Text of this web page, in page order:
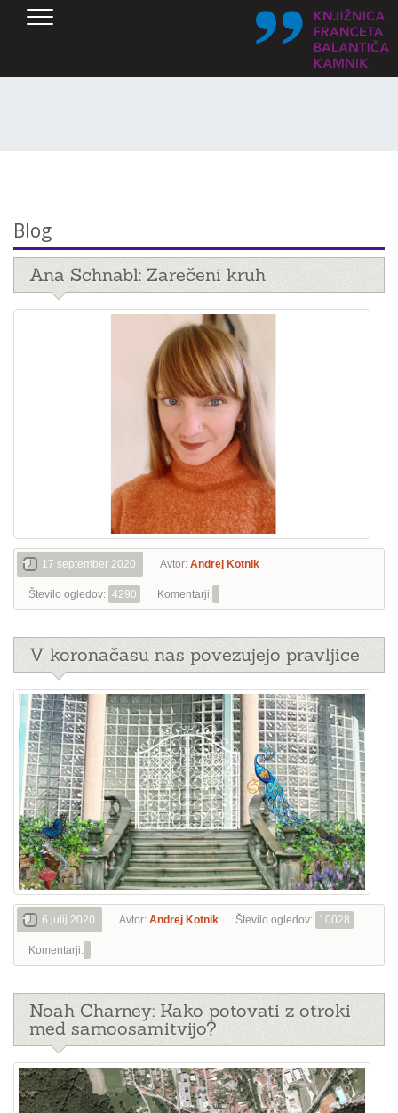
Blog
Ana Schnabl: Zarečeni kruh
17 september 2020 Avtor: Andrej Kotnik
Število ogledov: 4290 Komentarji:
V koronačasu nas povezujejo pravljice
6 julij 2020 Avtor: Andrej Kotnik Število ogledov: 10028
Komentarji:
Noah Charney: Kako potovati z otroki
med samoosamitvijo?